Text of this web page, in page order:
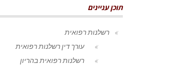
תוכן עניינים
רשלנות רפואית
עורך דין רשלנות רפואית
רשלנות רפואית בהריון